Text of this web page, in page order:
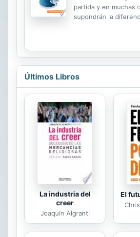
herramientas
para navegar por el
las cryptomonedas,
las implicaciones
revolución. Este libro
partida y en muchas
supondrán la
exclusión y la
perspectiva, si no
tecnologías
es probable que
contribuyendo a
(Soto, 2013, p. 14).
varias experiencias
uso de las
información y
recurso de apoyo en
estudiantes con
experiencias que
resultado del
investigación
de la ...
Últimos Libros
La industria del
creer
Joaquín Algranti
El